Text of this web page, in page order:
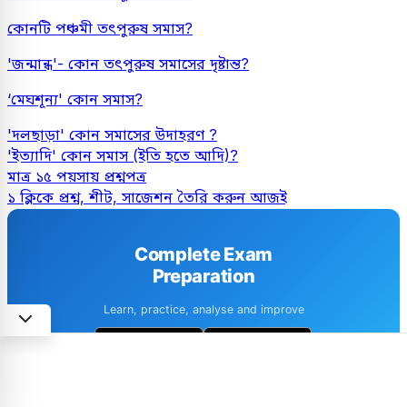
কোনটি পঞ্চমী তৎপুরুষ সমাস?
'জন্মান্ধ'- কোন তৎপুরুষ সমাসের দৃষ্টান্ত?
‘মেঘশূন্য' কোন সমাস?
'দলছাড়া' কোন সমাসের উদাহরণ ?
'ইত্যাদি' কোন সমাস (ইতি হতে আদি)?
মাত্র ১৫ পয়সায় প্রশ্নপত্র
১ ক্লিকে প্রশ্ন, শীট, সাজেশন তৈরি করুন আজই
Complete Exam
Preparation
Learn, practice, analyse and improve